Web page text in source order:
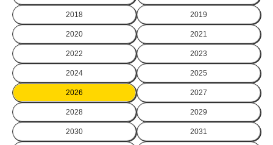
2018 2019
2020 2021
2022 2023
2024 2025
2026 2027
2028 2029
2030 2031